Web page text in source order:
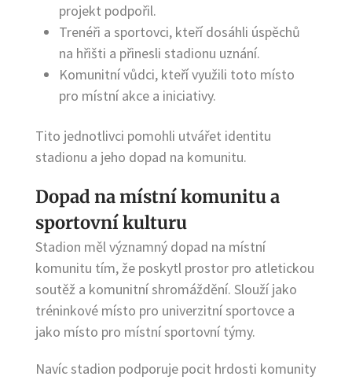
projekt podpořil.
Trenéři a sportovci, kteří dosáhli úspěchů
na hřišti a přinesli stadionu uznání.
Komunitní vůdci, kteří využili toto místo
pro místní akce a iniciativy.
Tito jednotlivci pomohli utvářet identitu
stadionu a jeho dopad na komunitu.
Dopad na místní komunitu a
sportovní kulturu
Stadion měl významný dopad na místní
komunitu tím, že poskytl prostor pro atletickou
soutěž a komunitní shromáždění. Slouží jako
tréninkové místo pro univerzitní sportovce a
jako místo pro místní sportovní týmy.
Navíc stadion podporuje pocit hrdosti komunity